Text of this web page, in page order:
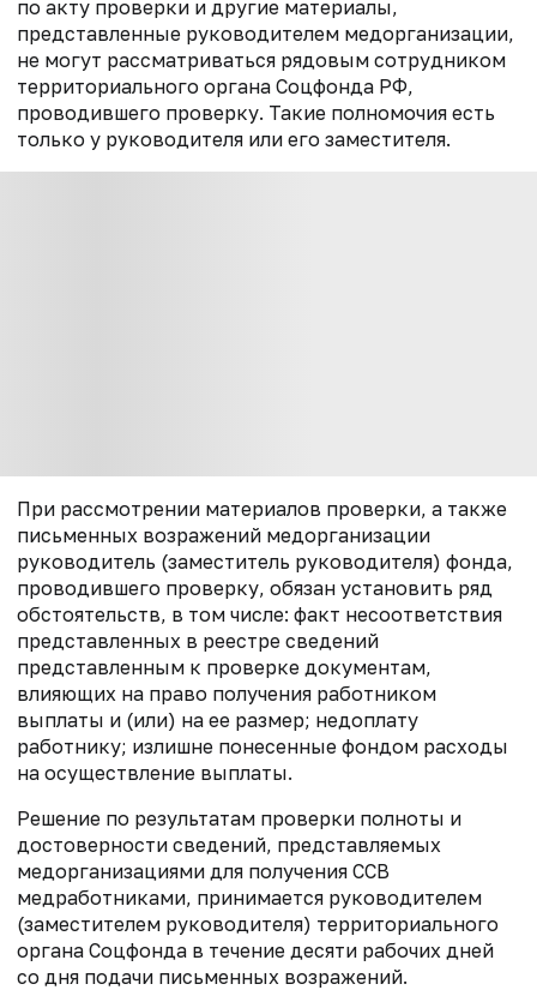
по акту проверки и другие материалы,
представленные руководителем медорганизации,
не могут рассматриваться рядовым сотрудником
территориального органа Соцфонда РФ,
проводившего проверку. Такие полномочия есть
только у руководителя или его заместителя.
При рассмотрении материалов проверки, а также
письменных возражений медорганизации
руководитель (заместитель руководителя) фонда,
проводившего проверку, обязан установить ряд
обстоятельств, в том числе: факт несоответствия
представленных в реестре сведений
представленным к проверке документам,
влияющих на право получения работником
выплаты и (или) на ее размер; недоплату
работнику; излишне понесенные фондом расходы
на осуществление выплаты.
Решение по результатам проверки полноты и
достоверности сведений, представляемых
медорганизациями для получения ССВ
медработниками, принимается руководителем
(заместителем руководителя) территориального
органа Соцфонда в течение десяти рабочих дней
со дня подачи письменных возражений.